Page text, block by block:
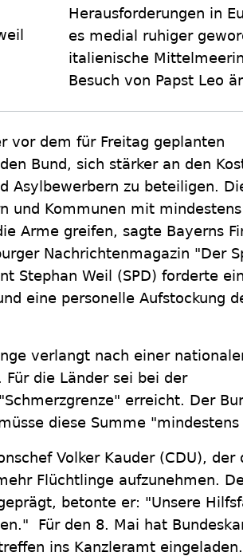
Herausforderungen in
es medial ruhiger
italienische
Besuch von Papst Leo
vor dem für Freitag geplanten
Bund, sich stärker an den
Asylbewerbern zu beteiligen.
und Kommunen mit
Arme greifen, sagte Bayerns
Nachrichtenmagazin "Der
Stephan Weil (SPD) forderte
eine personelle Aufstockung
verlangt nach einer
die Länder sei bei der
erreicht. Der
diese Summe
Volker Kauder (CDU), der
Flüchtlinge aufzunehmen.
betonte er: "Unsere
Für den 8. Mai hat
ins Kanzleramt